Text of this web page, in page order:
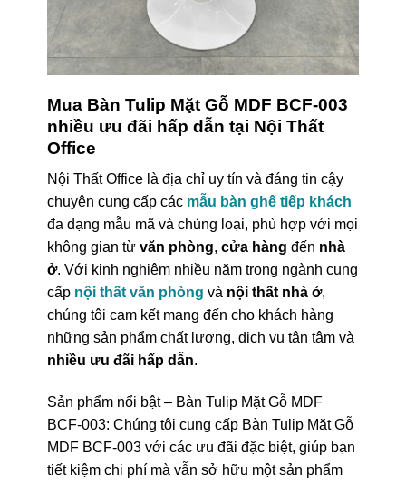
Mua Bàn Tulip Mặt Gỗ MDF BCF-003
nhiều ưu đãi hấp dẫn tại Nội Thất
Office
Nội Thất Office là địa chỉ uy tín và đáng tin cậy
chuyên cung cấp các mẫu bàn ghế tiếp khách
đa dạng mẫu mã và chủng loại, phù hợp với mọi
không gian từ văn phòng, cửa hàng đến nhà
ở. Với kinh nghiệm nhiều năm trong ngành cung
cấp nội thất văn phòng và nội thất nhà ở,
chúng tôi cam kết mang đến cho khách hàng
những sản phẩm chất lượng, dịch vụ tận tâm và
nhiều ưu đãi hấp dẫn.
Sản phẩm nổi bật – Bàn Tulip Mặt Gỗ MDF
BCF-003: Chúng tôi cung cấp Bàn Tulip Mặt Gỗ
MDF BCF-003 với các ưu đãi đặc biệt, giúp bạn
tiết kiệm chi phí mà vẫn sở hữu một sản phẩm